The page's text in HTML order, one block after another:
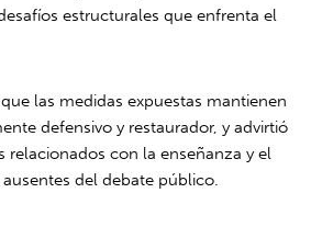
estructurales que enfrenta el
las medidas expuestas mantienen
defensivo y restaurador, y advirtió
relacionados con la enseñanza y el
del debate público.